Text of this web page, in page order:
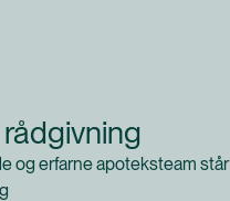
og erfarne apoteksteam står